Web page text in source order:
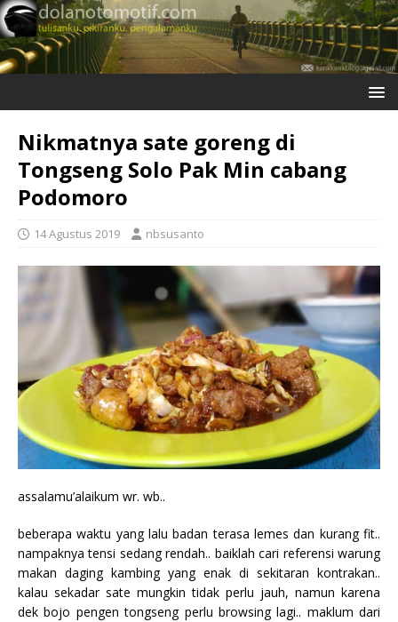
Nikmatnya sate goreng di
Tongseng Solo Pak Min cabang
Podomoro
14 Agustus 2019 nbsusanto
assalamu’alaikum wr. wb..
beberapa waktu yang lalu badan terasa lemes dan kurang fit..
nampaknya tensi sedang rendah.. baiklah cari referensi warung
makan daging kambing yang enak di sekitaran kontrakan..
kalau sekadar sate mungkin tidak perlu jauh, namun karena
dek bojo pengen tongseng perlu browsing lagi.. maklum dari